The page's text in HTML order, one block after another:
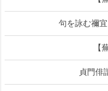
句を詠む禰
【
貞門俳